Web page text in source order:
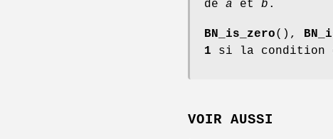
de a et b .
BN_is_zero(),
1 si la condition
VOIR AUSSI